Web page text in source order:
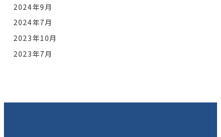
2024年9月
2024年7月
2023年10月
2023年7月